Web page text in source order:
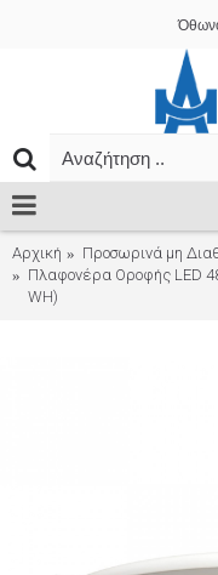
Αρχική
Προσωρινά μη
Πλαφονέρα Οροφής LED
WH)